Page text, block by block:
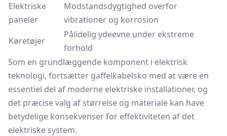
Elektriske
paneler
Modstandsdygtighed overfor
vibrationer og korrosion
Køretøjer
Pålidelig ydeevne under ekstreme
forhold
Som en grundlæggende komponent i elektrisk
teknologi, fortsætter gaffelkabelsko med at være en
essentiel del af moderne elektriske installationer, og
det præcise valg af størrelse og materiale kan have
betydelige konsekvenser for effektiviteten af det
elektriske system.